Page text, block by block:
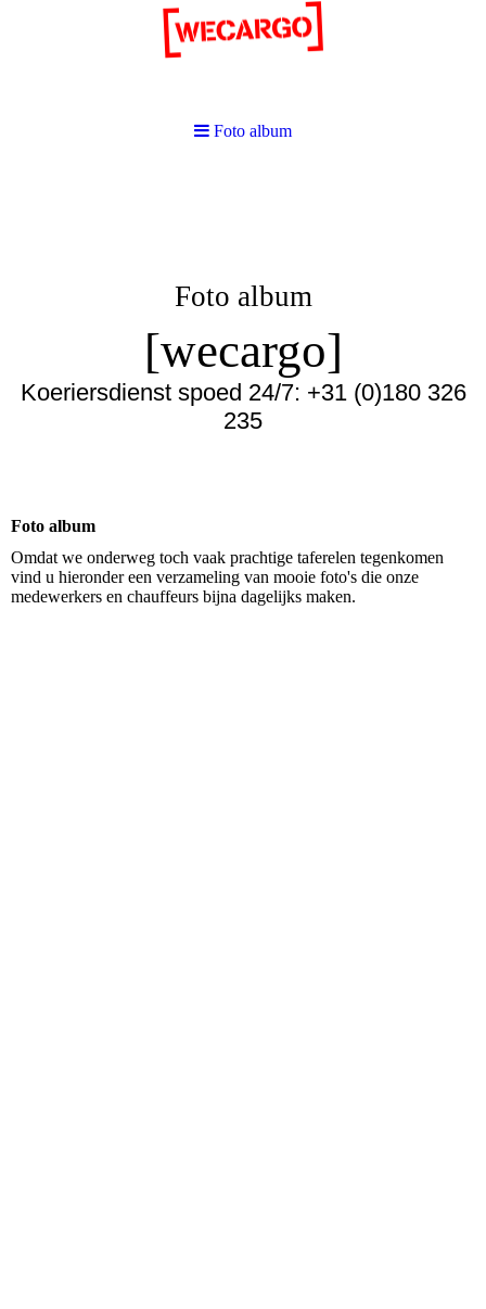
Foto album
[wecargo]
Koeriersdienst spoed 24/7: +31 (0)180 326
235
Foto album
Omdat we onderweg toch vaak prachtige taferelen tegenkomen
vind u hieronder een verzameling van mooie foto's die onze
medewerkers en chauffeurs bijna dagelijks maken.
Foto album